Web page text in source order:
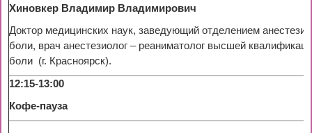
Хиновкер Владимир Владимирович
Доктор медицинских наук, заведующий отделением
боли, врач анестезиолог – реаниматолог высшей
боли (г. Красноярск).
12:15-13:00
Кофе-пауза